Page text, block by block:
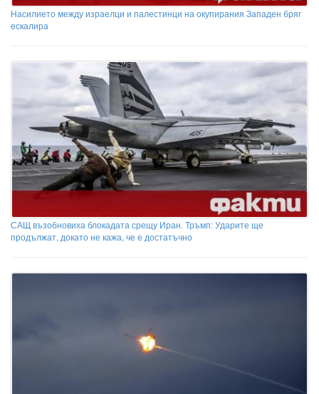
Насилието между израелци и палестинци на окупирания Западен бряг
ескалира
САЩ възобновиха блокадата срещу Иран. Тръмп: Ударите ще
продължат, докато не кажа, че е достатъчно